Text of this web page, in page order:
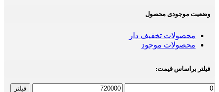
وضعیت موجودی محصول
محصولات تخفیف دار
محصولات موجود
فیلتر براساس قیمت:
حداقل
حداکثر
فیلتر